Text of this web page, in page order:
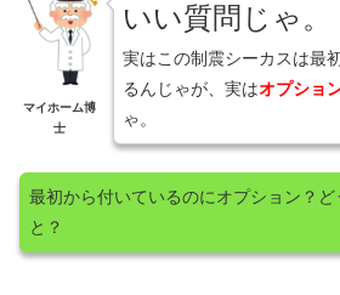
マイホーム博
士
いい質問じゃ。
実はこの制震シーカスは最
るんじゃが、実はオプショ
ゃ。
最初から付いているのにオプション？ど
と？